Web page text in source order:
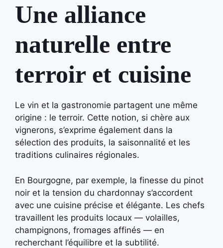
Une alliance
naturelle entre
terroir et cuisine
Le vin et la gastronomie partagent une même
origine : le terroir. Cette notion, si chère aux
vignerons, s’exprime également dans la
sélection des produits, la saisonnalité et les
traditions culinaires régionales.
En Bourgogne, par exemple, la finesse du pinot
noir et la tension du chardonnay s’accordent
avec une cuisine précise et élégante. Les chefs
travaillent les produits locaux — volailles,
champignons, fromages affinés — en
recherchant l’équilibre et la subtilité.